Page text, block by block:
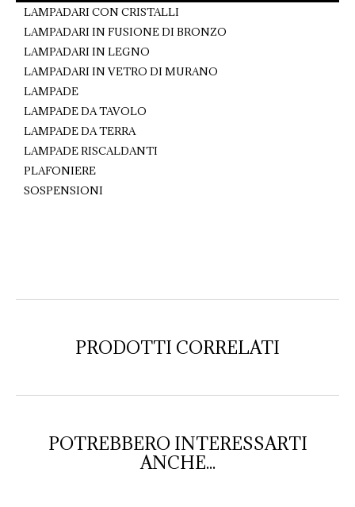
LAMPADARI CON CRISTALLI
LAMPADARI IN FUSIONE DI BRONZO
LAMPADARI IN LEGNO
LAMPADARI IN VETRO DI MURANO
LAMPADE
LAMPADE DA TAVOLO
LAMPADE DA TERRA
LAMPADE RISCALDANTI
PLAFONIERE
SOSPENSIONI
PRODOTTI CORRELATI
POTREBBERO INTERESSARTI
ANCHE...